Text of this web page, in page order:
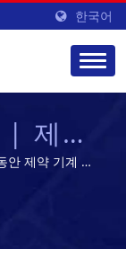
한국어
| 제약
체 |
안 제약 기계 제